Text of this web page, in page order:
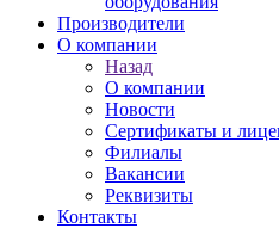
Производители
О компании
Назад
О компании
Новости
Сертификаты и
Филиалы
Вакансии
Реквизиты
Контакты